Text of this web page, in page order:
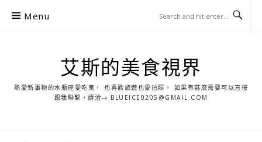
Menu
艾斯的美食視界
熱愛新事物的水瓶座愛吃鬼， 也喜歡旅遊也愛拍照， 如果有甚麼需要可以直接
跟我聯繫，請洽→ BLUEICE0205@GMAIL.COM